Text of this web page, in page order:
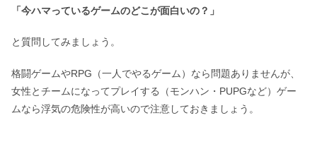
「今ハマっているゲームのどこが面白いの？」
と質問してみましょう。
格闘ゲームやRPG（一人でやるゲーム）なら問題ありませんが、
女性とチームになってプレイする（モンハン・PUPGなど）ゲー
ムなら浮気の危険性が高いので注意しておきましょう。